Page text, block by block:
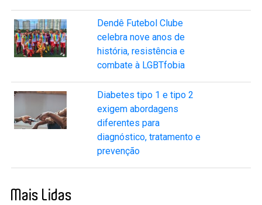
Dendê Futebol Clube
celebra nove anos de
história, resistência e
combate à LGBTfobia
Diabetes tipo 1 e tipo 2
exigem abordagens
diferentes para
diagnóstico, tratamento e
prevenção
Mais Lidas